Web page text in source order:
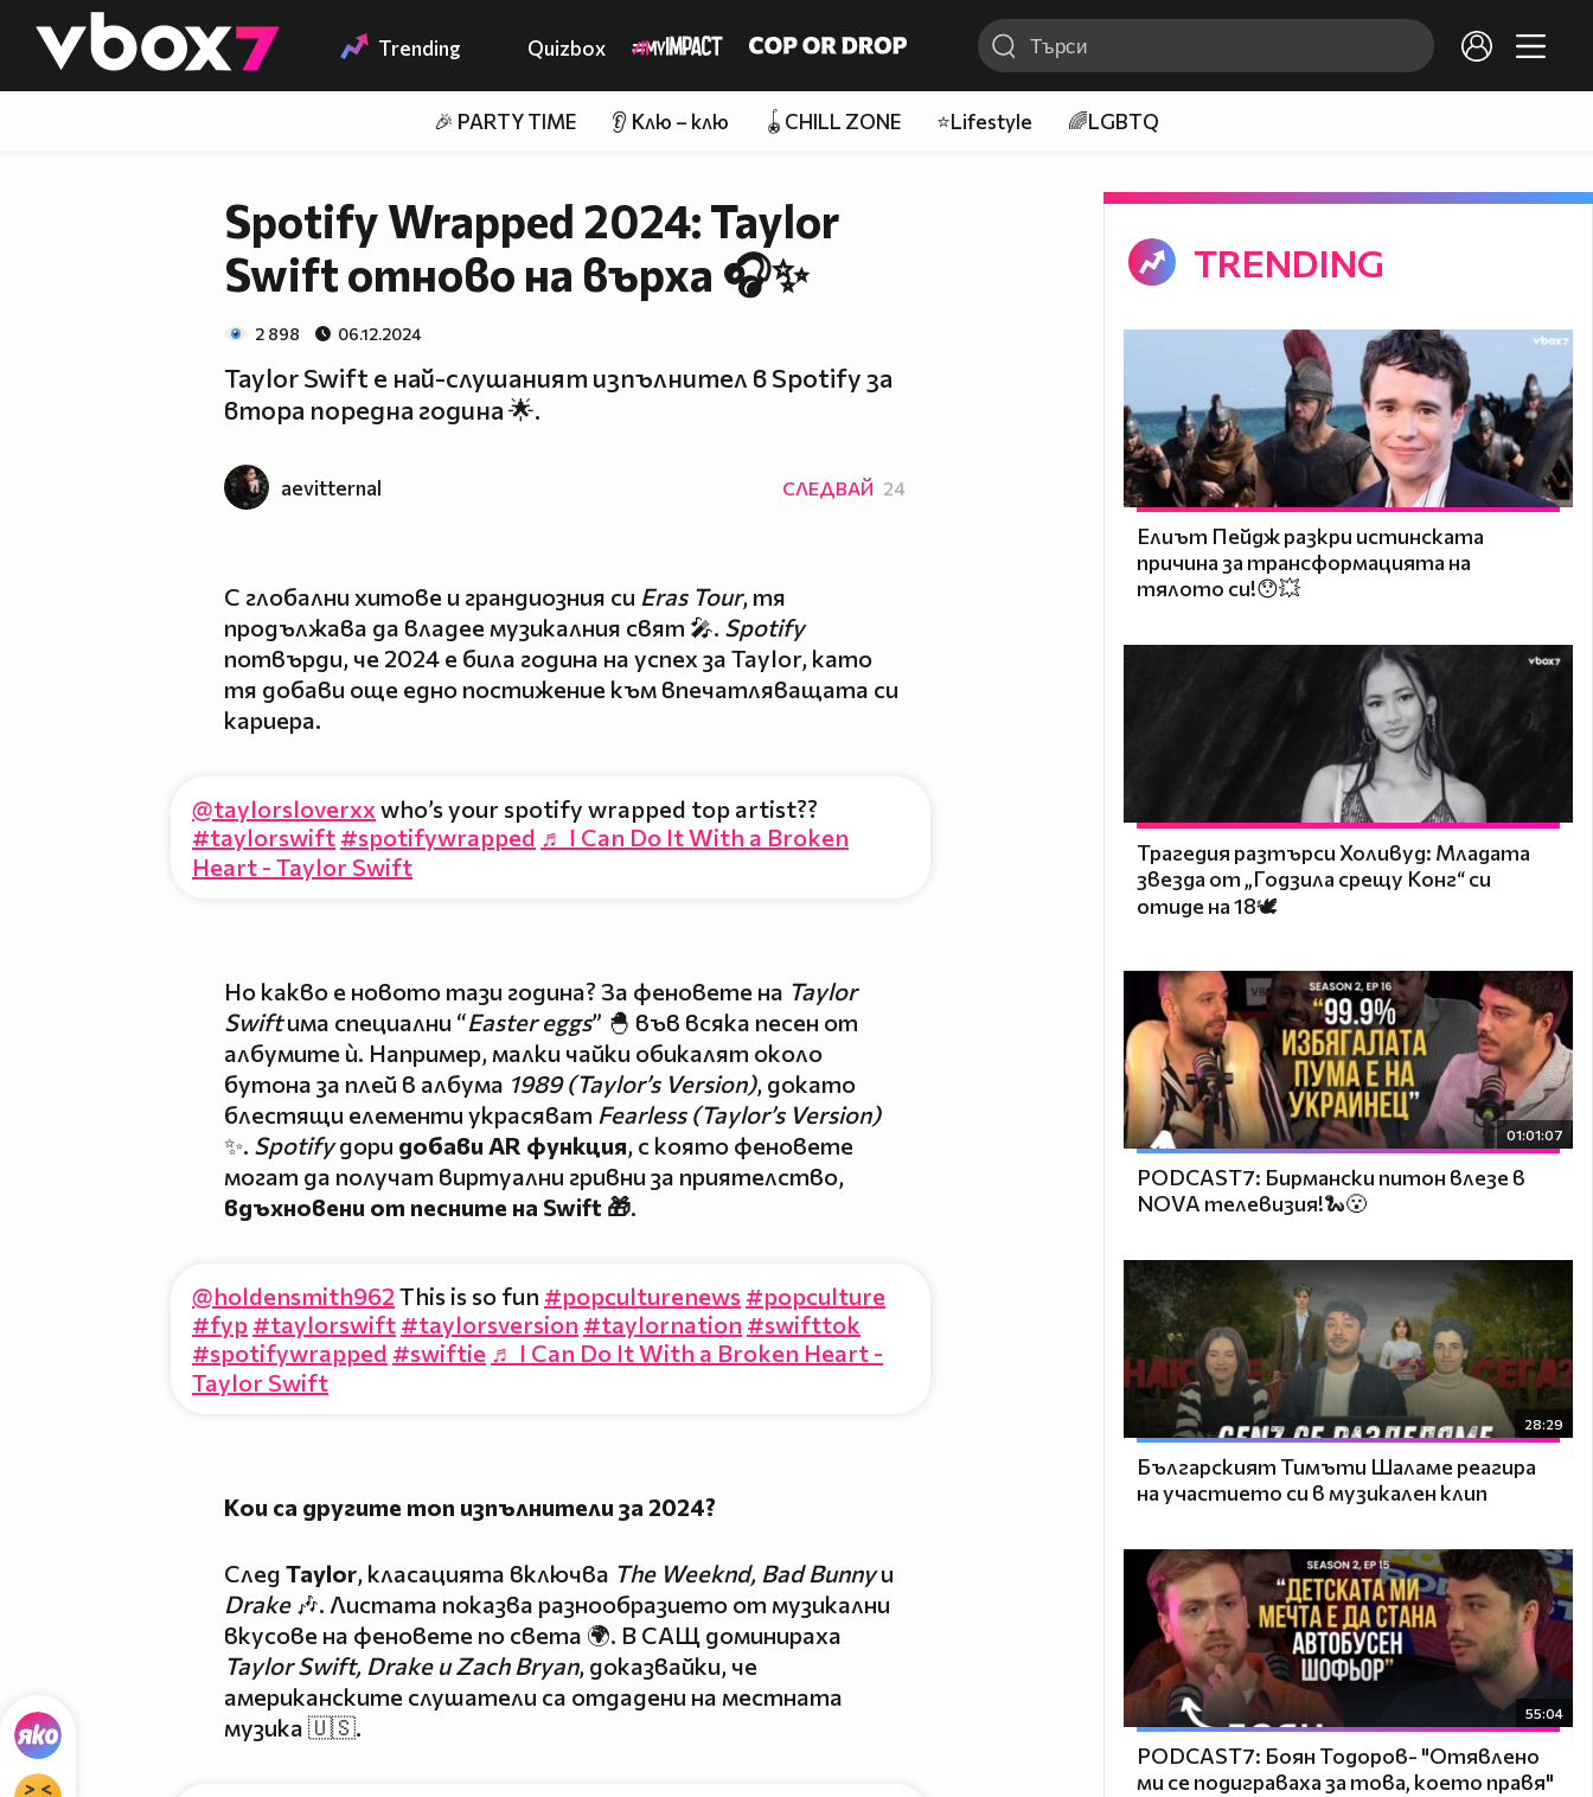
👾 Trending Quizbox
🎉 PARTY TIME 👂 Клю – клю 🪀CHILL ZONE ⭐Lifestyle 🌈LGBTQ
Spotify Wrapped 2024: Taylor
Swift отново на върха 🎧✨
2 898 06.12.2024
Taylor Swift е най-слушаният изпълнител в Spotify за
втора поредна година 🌟.
aevitternal СЛЕДВАЙ 24
С глобални хитове и грандиозния си Eras Tour, тя
продължава да владее музикалния свят 🎤. Spotify
потвърди, че 2024 е била година на успех за Taylor, като
тя добави още едно постижение към впечатляващата си
кариера.
@taylorsloverxx who’s your spotify wrapped top artist??
#taylorswift #spotifywrapped ♬ I Can Do It With a Broken
Heart - Taylor Swift
Но какво е новото тази година? За феновете на Taylor
Swiftима специални “Easter eggs” 🐣 във всяка песен от
албумите ѝ. Например, малки чайки обикалят около
бутона за плей в албума 1989 (Taylor’s Version), докато
блестящи елементи украсяват Fearless (Taylor’s Version)
✨. Spotifyдори добави AR функция, с която феновете
могат да получат виртуални гривни за приятелство,
вдъхновени от песните на Swift 🎁.
@holdensmith962 This is so fun #popculturenews #popculture
#fyp #taylorswift #taylorsversion #taylornation #swifttok
#spotifywrapped #swiftie ♬ I Can Do It With a Broken Heart -
Taylor Swift
Кои са другите топ изпълнители за 2024?
След Taylor, класацията включва The Weeknd, Bad Bunnyи
Drake🎶. Листата показва разнообразието от музикални
вкусове на феновете по света 🌍. В САЩ доминираха
Taylor Swift, Drake и Zach Bryan, доказвайки, че
американските слушатели са отдадени на местната
музика 🇺🇸.
TRENDING
Елиът Пейдж разкри истинската
причина за трансформацията на
тялото си!😯💥
Трагедия разтърси Холивуд: Младата
звезда от „Годзила срещу Конг“ си
отиде на 18🕊️
01:01:07
PODCAST7: Бирмански питон влезе в
NOVA телевизия!🐍😮
28:29
Българският Тимъти Шаламе реагира
на участието си в музикален клип
55:04
PODCAST7: ‪Боян Тодоров- "Отявлено
ми се подиграваха за това, което правя"